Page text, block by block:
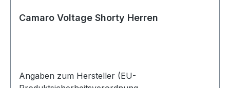
Camaro Voltage Shorty Herren
Angaben zum Hersteller (EU-